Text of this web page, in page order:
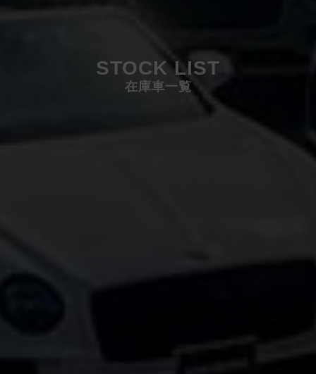
STOCK LIST
在庫車一覧